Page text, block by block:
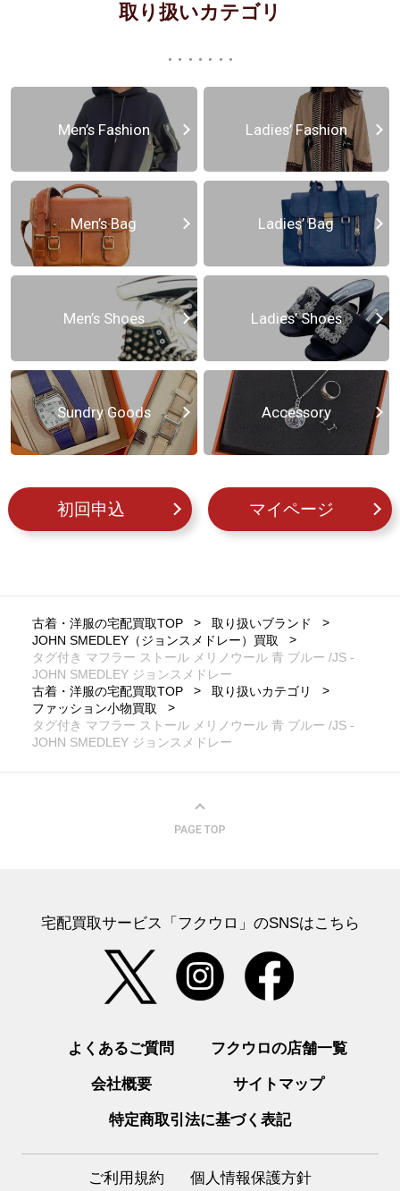
取り扱いカテゴリ
Men’s Fashion Ladies’ Fashion
Men’s Bag Ladies’ Bag
Men’s Shoes Ladies’ Shoes
Sundry Goods Accessory
初回申込 マイページ
古着・洋服の宅配買取TOP
取り扱いブランド
JOHN SMEDLEY（ジョンスメドレー）買取
タグ付き マフラー ストール メリノウール 青 ブルー /JS -
JOHN SMEDLEY ジョンスメドレー
古着・洋服の宅配買取TOP
取り扱いカテゴリ
ファッション小物買取
タグ付き マフラー ストール メリノウール 青 ブルー /JS -
JOHN SMEDLEY ジョンスメドレー
宅配買取サービス「フクウロ」のSNSはこちら
よくあるご質問 フクウロの店舗一覧
会社概要 サイトマップ
特定商取引法に基づく表記
ご利用規約 個人情報保護方針